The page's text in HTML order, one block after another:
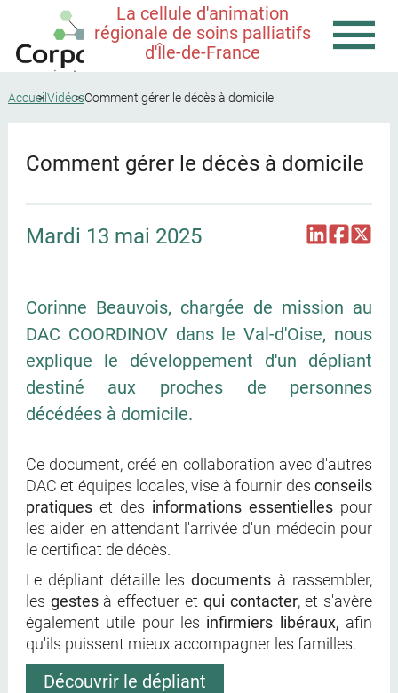
La cellule d'animation
régionale de soins palliatifs
d'Île-de-France
Accueil VidéosComment gérer le décès à domicile
Comment gérer le décès à domicile
Mardi 13 mai 2025
Corinne Beauvois, chargée de mission au
DAC COORDINOV dans le Val-d'Oise, nous
explique le développement d'un dépliant
destiné aux proches de personnes
décédées à domicile.
Ce document, créé en collaboration avec d'autres
DAC et équipes locales, vise à fournir desconseils
pratiqueset des informations essentielles pour
les aider en attendant l'arrivée d'un médecin pour
le certificat de décès.
Le dépliant détaille lesdocuments à rassembler,
les gestesà effectuer et qui contacter, et s'avère
également utile pour les infirmiers libéraux, afin
qu'ils puissent mieux accompagner les familles.
Découvrir le dépliant